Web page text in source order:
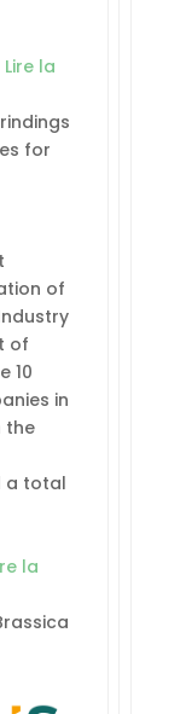
Lire la
for
of
of
10
in
the
a total
la